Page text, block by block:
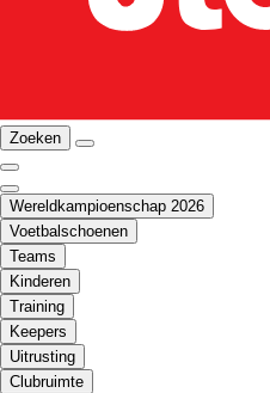
Zoeken
Wereldkampioenschap 2026
Voetbalschoenen
Teams
Kinderen
Training
Keepers
Uitrusting
Clubruimte